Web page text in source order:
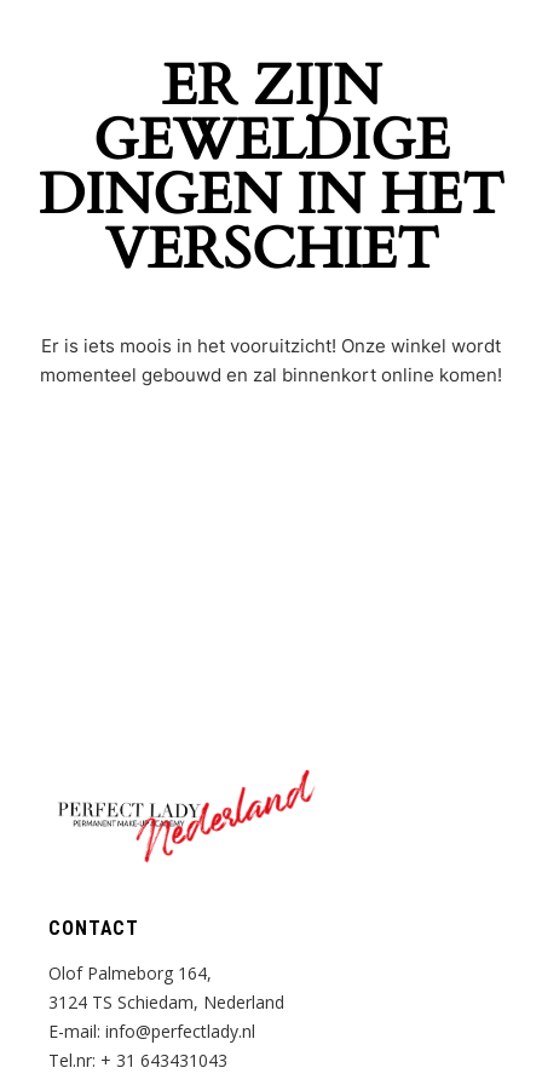
ER ZIJN
GEWELDIGE
DINGEN IN HET
VERSCHIET
Er is iets moois in het vooruitzicht! Onze winkel wordt
momenteel gebouwd en zal binnenkort online komen!
Nederland
CONTACT
Olof Palmeborg 164,
3124 TS Schiedam, Nederland
E-mail:info@perfectlady.nl
Tel.nr: + 31 643431043